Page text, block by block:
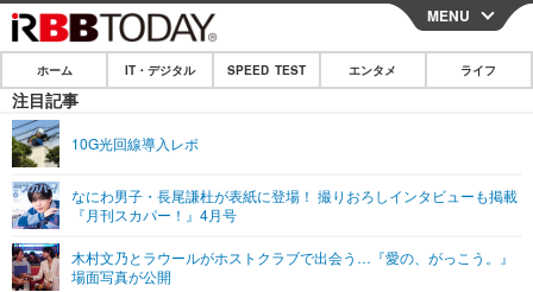
CLOSE
ホーム
IT・デジタル
ネタ
ショッピング その他
SPEED TEST
エンタメ
エンタメTOP
ライフ
MENU
ホーム IT・デジタル SPEED TEST エンタメ ライフ
注目記事
10G光回線導入レポ
なにわ男子・長尾謙杜が表紙に登場！ 撮りおろしインタビューも掲載
『月刊スカパー！』4月号
木村文乃とラウールがホストクラブで出会う…『愛の、がっこう。』
場面写真が公開